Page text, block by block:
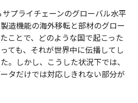
サプライチェーンのグローバル水平
造機能の海外移転と部材のグロー
ことで、どのような国で起こった
ても、それが世界中に伝播してし
。しかし、こうした状況下では、
タだけでは対応しきれない部分が